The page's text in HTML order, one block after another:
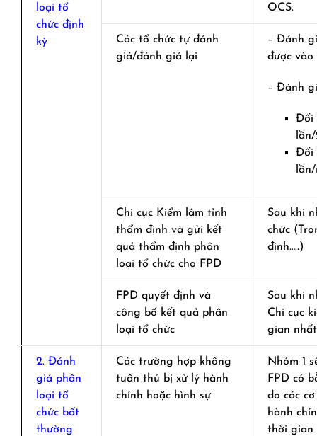
loại tổ
chức định
kỳ
OCS.
Các tổ chức tự đánh
giá/đánh giá lại
– Đánh
được vào
– Đánh
Đối
Đối
Chi cục Kiểm lâm tỉnh
thẩm định và gửi kết
quả thẩm định phân
loại tổ chức cho FPD
Sau khi
chức
định…..)
FPD quyết định và
công bố kết quả phân
loại tổ chức
Sau khi
Chi cục
gian
2. Đánh
giá phân
loại tổ
chức bất
thường
Các trường hợp không
tuân thủ bị xử lý hành
chính hoặc hình sự
Nhóm 1
FPD có
do các
hành
thời gian